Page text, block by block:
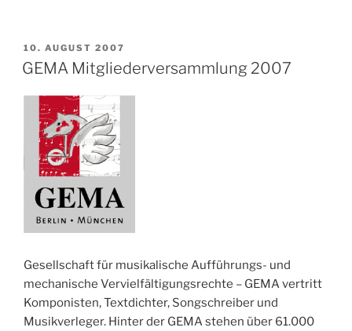
VERÖFFENTLICHT
AM
10. AUGUST 2007
GEMA Mitgliederversammlung 2007
Gesellschaft für musikalische Aufführungs- und
mechanische Vervielfältigungsrechte – GEMA vertritt
Komponisten, Textdichter, Songschreiber und
Musikverleger. Hinter der GEMA stehen über 61.000